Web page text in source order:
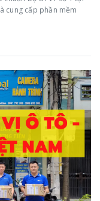
cung cấp phần mềm